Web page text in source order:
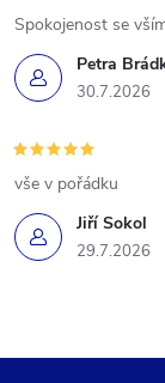
Petra
30.7.2026
Spokojenost se
Jiří Sokol
29.7.2026
vše v pořádku